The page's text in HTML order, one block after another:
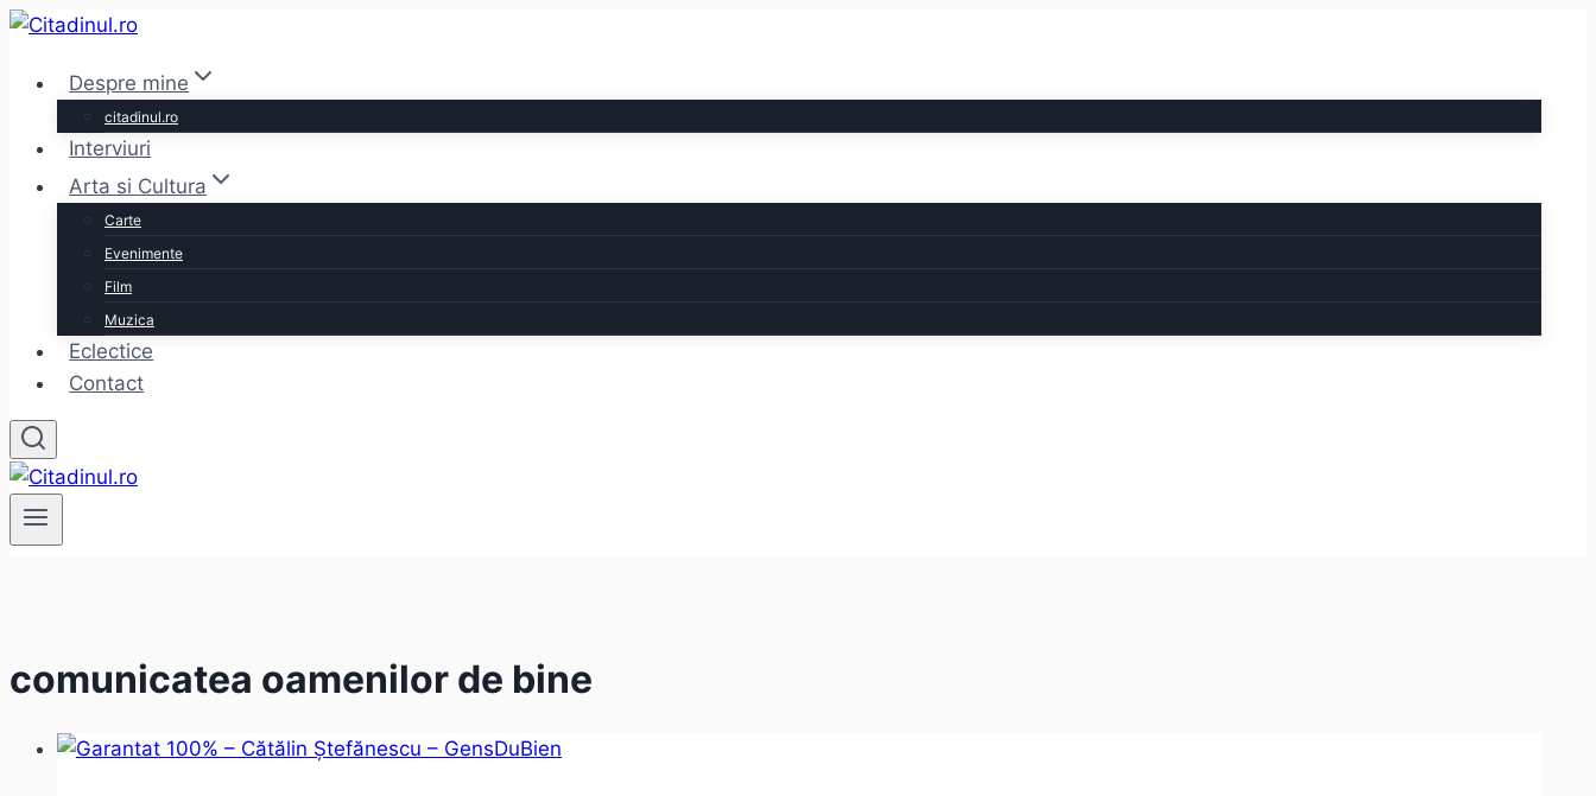
Skip
contentDespre mine
citadinul.ro
Interviuri
Arta si Cultura
Carte
Evenimente
Film
Muzica
Eclectice
Contact
comunicatea oamenilor de bine